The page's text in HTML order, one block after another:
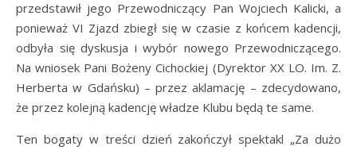
przedstawił jego Przewodniczący Pan Wojciech Kalicki, a
ponieważ VI Zjazd zbiegł się w czasie z końcem kadencji,
odbyła się dyskusja i wybór nowego Przewodniczącego.
Na wniosek Pani Bożeny Cichockiej (Dyrektor XX LO. Im. Z.
Herberta w Gdańsku) – przez aklamację – zdecydowano,
że przez kolejną kadencję władze Klubu będą te same.
Ten bogaty w treści dzień zakończył spektakl „Za dużo